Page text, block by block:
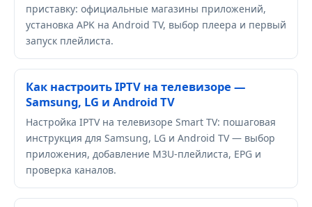
приставку: официальные магазины приложений,
установка APK на Android TV, выбор плеера и первый
запуск плейлиста.
Как настроить IPTV на телевизоре —
Samsung, LG и Android TV
Настройка IPTV на телевизоре Smart TV: пошаговая
инструкция для Samsung, LG и Android TV — выбор
приложения, добавление M3U-плейлиста, EPG и
проверка каналов.